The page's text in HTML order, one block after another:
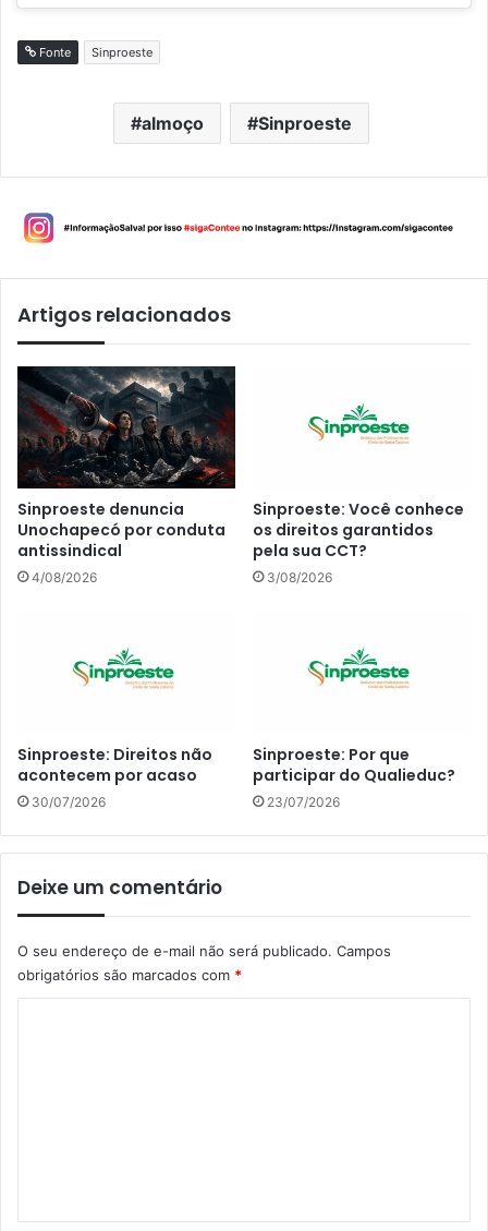
Fonte Sinproeste
almoço Sinproeste
Artigos relacionados
Sinproeste denuncia
Unochapecó por conduta
antissindical
4/08/2026
Sinproeste: Você conhece
os direitos garantidos
pela sua CCT?
3/08/2026
Sinproeste: Direitos não
acontecem por acaso
30/07/2026
Sinproeste: Por que
participar do Qualieduc?
23/07/2026
Deixe um comentário
O seu endereço de e-mail não será publicado. Campos
obrigatórios são marcados com *